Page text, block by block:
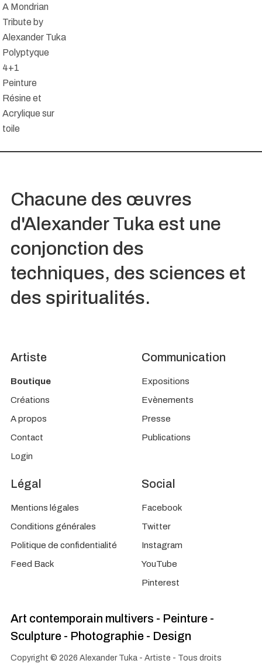
A Mondrian
Tribute by
Alexander Tuka
Polyptyque
4+1
Peinture
Résine et
Acrylique sur
toile
Chacune des œuvres
d'Alexander Tuka est une
conjonction des
techniques, des sciences et
des spiritualités.
Art contemporain multivers - Peinture -
Sculpture - Photographie - Design
Copyright © 2026 Alexander Tuka - Artiste - Tous droits
Artiste
Boutique
Créations
A propos
Contact
Login
Communication
Expositions
Evènements
Presse
Publications
Légal
Mentions légales
Conditions générales
Politique de confidentialité
Feed Back
Social
Facebook
Twitter
Instagram
YouTube
Pinterest